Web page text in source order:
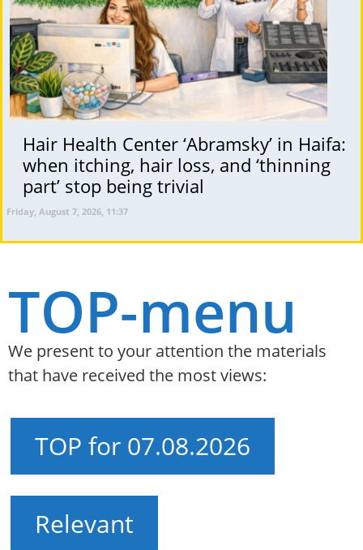
Hair Health Center ‘Abramsky’ in Haifa:
when itching, hair loss, and ‘thinning
part’ stop being trivial
Friday, August 7, 2026, 11:37
TOP-menu
We present to your attention the materials
that have received the most views:
TOP for 07.08.2026
Relevant